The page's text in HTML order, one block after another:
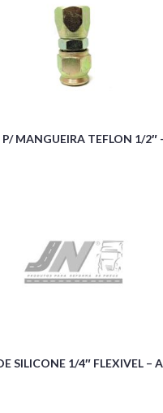
MANGUEIRA TEFLON 1/2″
SILICONE 1/4″ FLEXIVEL –